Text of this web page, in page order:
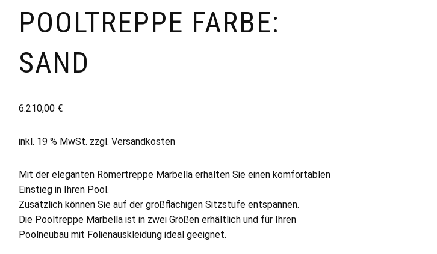
POOLTREPPE FARBE:
SAND
6.210,00 €
inkl. 19 % MwSt. zzgl.Versandkosten
Mit der eleganten Römertreppe Marbella erhalten Sie einen komfortablen
Einstieg in Ihren Pool.
Zusätzlich können Sie auf der großflächigen Sitzstufe entspannen.
Die Pooltreppe Marbella ist in zwei Größen erhältlich und für Ihren
Poolneubau mit Folienauskleidung ideal geeignet.